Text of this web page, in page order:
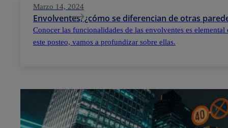
Marzo 14, 2024
Envolventes, ¿cómo se diferencian de otras
Conocer las funcionalidades de las envolventes es
este posteo, vamos a profundizar sobre ellas.